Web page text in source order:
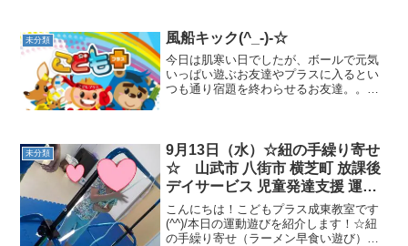
未分類 風船キック(^_-)-☆
今日は肌寒い日でしたが、ボールで元気
いっぱい遊ぶお友達やプラスに入るとい
つも通り宿題を終わらせるお友達。。。
り バランス感覚・脚力逆...
未分類
9月13日（水）☆紐の手繰り寄せ
☆ 山武市 八街市 横芝町 放課後
デイサービス 児童発達支援 運動
療育
こんにちは！こどもプラス成東教室です
(^^)/本日の運動遊びを紹介します！☆紐
の手繰り寄せ（ラーメン早食い遊び）鉄